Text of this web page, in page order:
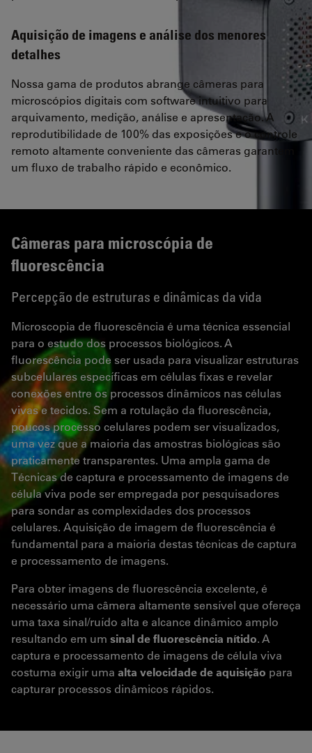
Aquisição de imagens e análise dos menores
detalhes
Nossa gama de produtos abrange câmeras para
microscópios digitais com software intuitivo para
arquivamento, medição, análise e apresentação. A
reprodutibilidade de 100% das exposições e o controle
remoto altamente conveniente das câmeras garantem
um fluxo de trabalho rápido e econômico.
Câmeras para microscópia de
fluorescência
Percepção de estruturas e dinâmicas da vida
Microscopia de fluorescência é uma técnica essencial
para o estudo dos processos biológicos. A
fluorescência pode ser usada para visualizar estruturas
subcelulares específicas em células fixas e revelar
conexões entre os processos dinâmicos nas células
vivas e tecidos. Sem a rotulação da fluorescência,
poucos processo celulares podem ser visualizados,
uma vez que a maioria das amostras biológicas são
praticamente transparentes. Uma ampla gama de
Técnicas de captura e processamento de imagens de
célula viva pode ser empregada por pesquisadores
para sondar as complexidades dos processos
celulares. Aquisição de imagem de fluorescência é
fundamental para a maioria destas técnicas de captura
e processamento de imagens.
Para obter imagens de fluorescência excelente, é
necessário uma câmera altamente sensível que ofereça
uma taxa sinal/ruído alta e alcance dinâmico amplo
resultando em um sinal de fluorescência nítido. A
captura e processamento de imagens de célula viva
costuma exigir uma alta velocidade de aquisição para
capturar processos dinâmicos rápidos.